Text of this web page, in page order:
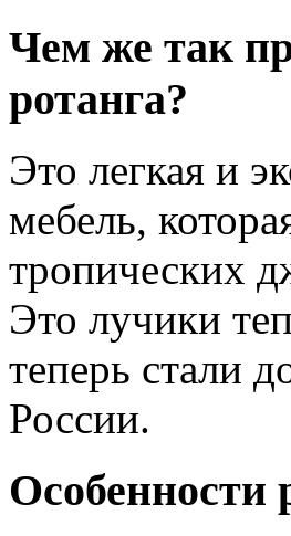
Чем же так
ротанга?
Это легкая и
мебель,
тропических
Это лучики
теперь стали
России.
Особенности